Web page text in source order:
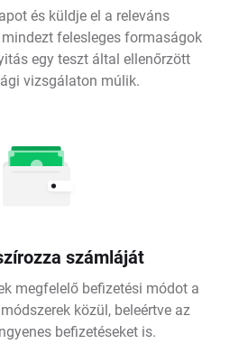
és küldje el a releváns
felesleges formaságok
egy teszt által ellenőrzött
vizsgálaton múlik.
számláját
megfelelő befizetési módot a
közül, beleértve az
befizetéseket is.